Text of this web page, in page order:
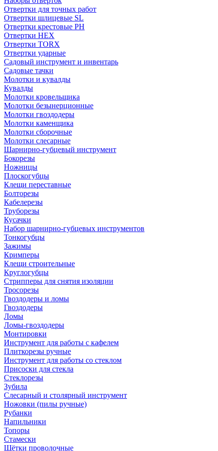
Отвертки для точных работ
Отвертки шлицевые SL
Отвертки крестовые PH
Отвертки HEX
Отвертки TORX
Отвертки ударные
Садовый инструмент и инвентарь
Садовые тачки
Молотки и кувалды
Кувалды
Молотки кровельщика
Молотки безынерционные
Молотки гвоздодеры
Молотки каменщика
Молотки сборочные
Молотки слесарные
Шарнирно-губцевый инструмент
Бокорезы
Ножницы
Плоскогубцы
Клещи переставные
Болторезы
Кабелерезы
Труборезы
Кусачки
Набор шарнирно-губцевых инструментов
Тонкогубцы
Зажимы
Кримперы
Клещи строительные
Круглогубцы
Стрипперы для снятия изоляции
Тросорезы
Гвоздодеры и ломы
Гвоздодеры
Ломы
Ломы-гвоздодеры
Монтировки
Инструмент для работы с кафелем
Плиткорезы ручные
Инструмент для работы со стеклом
Присоски для стекла
Стеклорезы
Зубила
Слесарный и столярный инструмент
Ножовки (пилы ручные)
Рубанки
Напильники
Топоры
Стамески
Щётки проволочные